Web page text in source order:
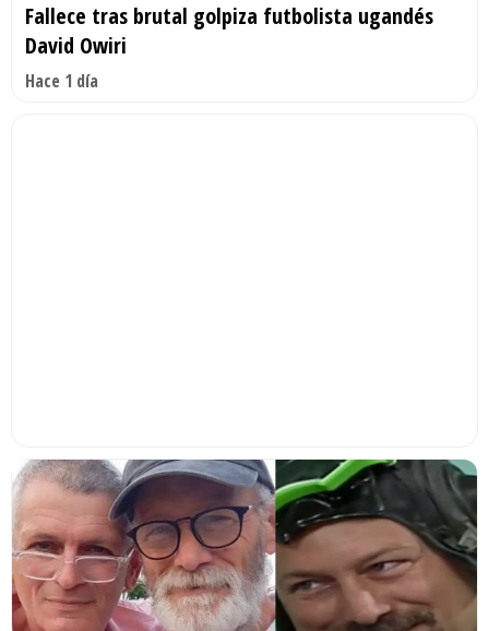
Fallece tras brutal golpiza futbolista ugandés
David Owiri
Hace 1 día